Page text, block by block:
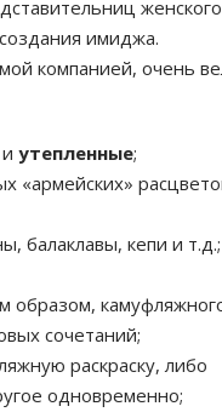
имиджа.
компанией, очень
утепленные;
«армейских»
балаклавы, кепи и т.д.;
образом,
сочетаний;
раскраску, либо
одновременно;